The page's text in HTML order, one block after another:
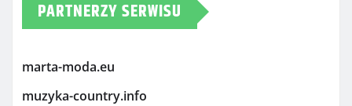
PARTNERZY SERWISU
marta-moda.eu
muzyka-country.info